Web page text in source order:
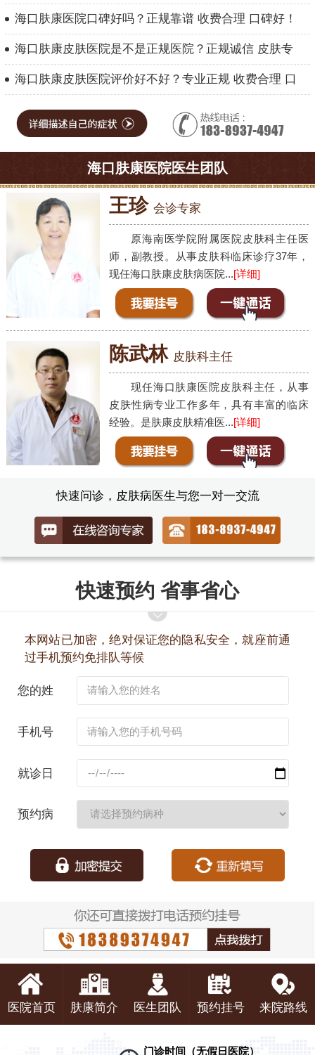
海口肤康医院口碑好吗？正规靠谱 收费合理 口碑好！
海口肤康皮肤医院是不是正规医院？正规诚信 皮肤专
海口肤康皮肤医院评价好不好？专业正规 收费合理 口
海口肤康医院医生团队
王珍 会诊专家
原海南医学院附属医院皮肤科主任医
师，副教授。从事皮肤科临床诊疗37年，
现任海口肤康皮肤病医院...[详细]
陈武林 皮肤科主任
现任海口肤康医院皮肤科主任，从事
皮肤性病专业工作多年，具有丰富的临床
经验。是肤康皮肤精准医...[详细]
快速问诊，皮肤病医生与您一对一交流
快速预约 省事省心
本网站已加密，绝对保证您的隐私安全，就座前通
过手机预约免排队等候
您的姓
手机号
就诊日
预约病
医院首页 肤康简介 医生团队 预约挂号 来院路线
门诊时间（无假日医院）